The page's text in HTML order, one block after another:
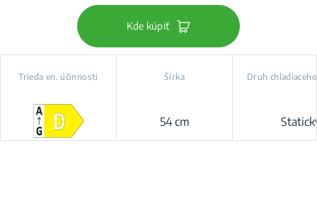
Kde kúpiť
Trieda en. účinnosti Šírka
54 cm
Druh